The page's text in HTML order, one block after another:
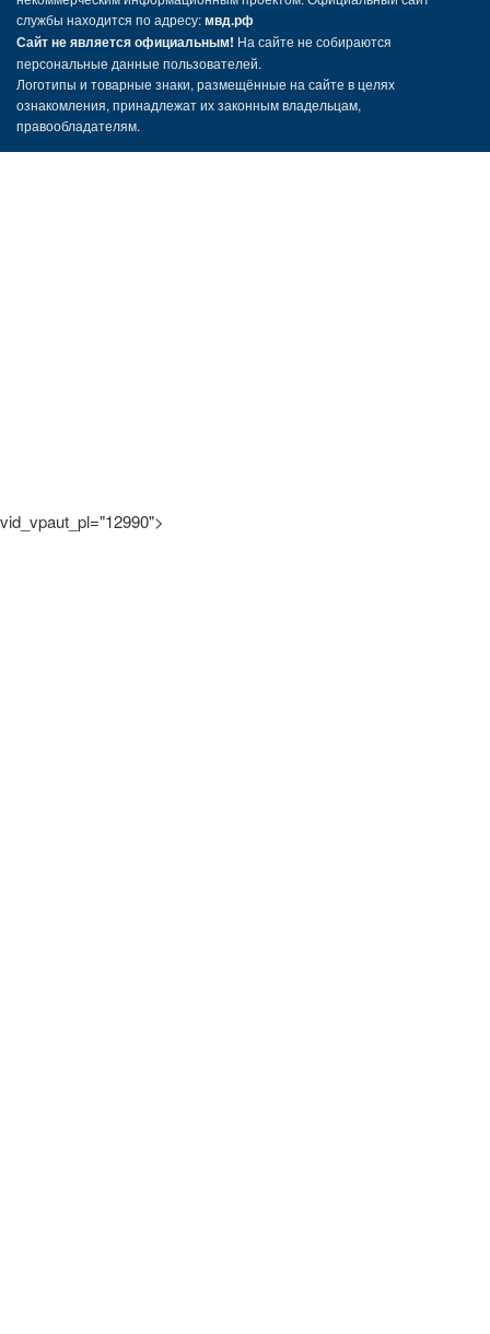
службы находится по адресу:мвд.рф
Сайт не является официальным! На сайте не собираются
персональные данные пользователей.
Логотипы и товарные знаки, размещённые на сайте в целях
ознакомления, принадлежат их законным владельцам,
правообладателям.
vid_vpaut_pl="12990">